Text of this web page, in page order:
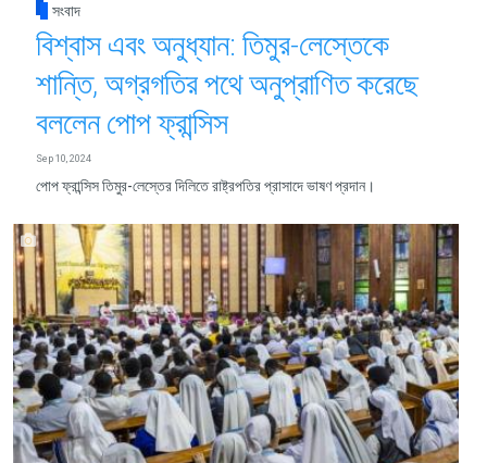
সংবাদ
বিশ্বাস এবং অনুধ্যান: তিমুর-লেস্তেকে
শান্তি, অগ্রগতির পথে অনুপ্রাণিত করেছে
বললেন পোপ ফ্রান্সিস
Sep 10, 2024
পোপ ফ্রান্সিস তিমুর-লেস্তের দিলিতে রাষ্ট্রপতির প্রাসাদে ভাষণ প্রদান।